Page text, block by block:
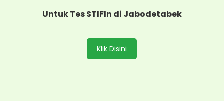
Untuk Tes STIFIn di Jabodetabek
Klik Disini